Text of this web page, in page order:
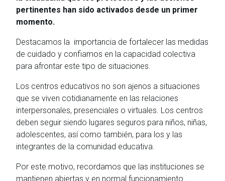
pertinentes han sido activados desde un primer
momento.
Destacamos la importancia de fortalecer las medidas
de cuidado y confiamos en la capacidad colectiva
para afrontar este tipo de situaciones.
Los centros educativos no son ajenos a situaciones
que se viven cotidianamente en las relaciones
interpersonales, presenciales o virtuales. Los centros
deben seguir siendo lugares seguros para niños, niñas,
adolescentes, así como también, para los y las
integrantes de la comunidad educativa.
Por este motivo, recordamos que las instituciones se
mantienen abiertas y en normal funcionamiento.